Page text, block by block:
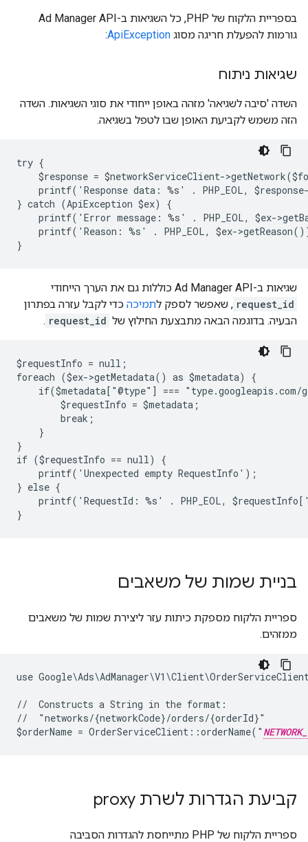
בספריית הלקוח של PHP, כל השגיאות ב-Ad Manager API
גורמות להפעלת חריגה מסוג ApiException
:
שגיאות ניתוח
השדה 'סיבה לשגיאה' מזהה באופן ייחודי את סוגי השגיאות. השדה
הזה משמש לקביעת האופן שבו לטפל בשגיאה.
try {
$response = $networkServiceClient-
printf('Response data: %s' . PHP_EOL,
} catch (ApiException $ex) {
printf('Error message: %s' . PHP_EOL, $ex-
printf('Reason: %s' . PHP_EOL, $ex-
}
שגיאות ב-Ad Manager API כוללות גם את הערך הייחודי
request_id , שאפשר לספק לתמיכה כדי לקבל עזרה בפתרון
הבעיה. בדוגמה הבאה מתבצעת החילוץ של request_id
.
$requestInfo = null;
foreach ($ex->getMetadata() as $metadata) {
if($metadata["@type"] === "type.googleapis.com/
        $requestInfo = $metadata;
        break;
    }
}
if ($requestInfo == null) {
    printf('Unexpected empty RequestInfo');
} else {
printf('RequestId: %s' . PHP_EOL,
}
בניית שמות של משאבים
ספריית הלקוח מספקת כיתות עזר ליצירת שמות של משאבים
ממזהים.
use
//  Constructs a String in the format:
//  "networks/{networkCode}/orders/{orderId}"
$orderName = OrderServiceClient::orderName("
קביעת הגדרות לשרת proxy
ספריית הלקוח של PHP מתייחסת להגדרות הסביבה